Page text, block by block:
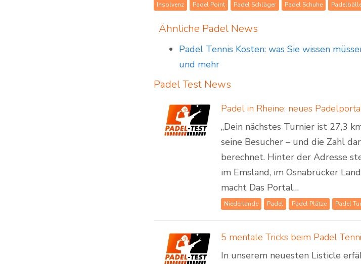
Insolvenz Padel Point Padel Schläger Padel Schuhe
Ähnliche Padel News
Padel Tennis Kosten: was Sie wissen
und mehr
Padel Test News
„Dein nächstes Turnier ist 27,3
seine Besucher – und die Zahl
berechnet. Hinter der Adresse
im Emsland, im Osnabrücker
macht Das Portal…
Niederlande Padel Padel Plätze Padel
5 mentale Tricks beim Padel
In unserem neuesten Listicle